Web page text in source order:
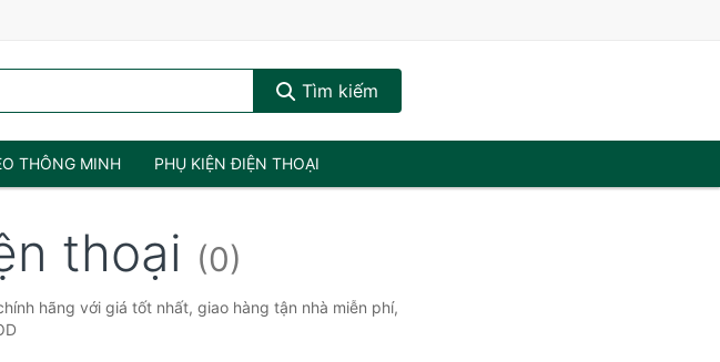
Tìm kiếm
THÔNG MINH PHỤ KIỆN ĐIỆN THOẠI
thoại (0)
hãng với giá tốt nhất, giao hàng tận nhà miễn phí,